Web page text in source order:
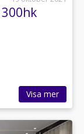
Visa mer